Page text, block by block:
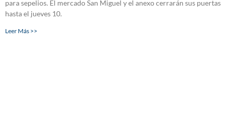
para sepelios. El mercado San Miguel y el anexo cerrarán sus puertas
hasta el jueves 10.
Leer Más >>